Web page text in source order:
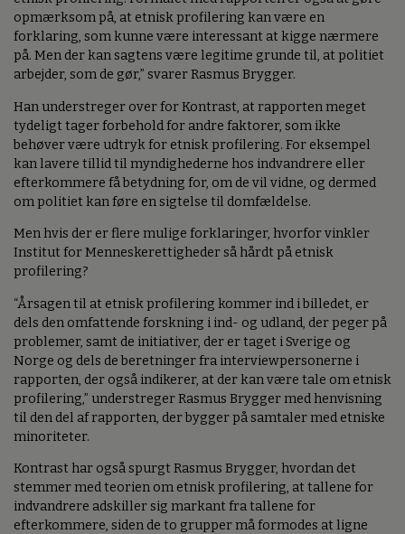
opmærksom på, at etnisk profilering kan være en
forklaring, som kunne være interessant at kigge nærmere
på. Men der kan sagtens være legitime grunde til, at politiet
arbejder, som de gør,” svarer Rasmus Brygger.
Han understreger over for Kontrast, at rapporten meget
tydeligt tager forbehold for andre faktorer, som ikke
behøver være udtryk for etnisk profilering. For eksempel
kan lavere tillid til myndighederne hos indvandrere eller
efterkommere få betydning for, om de vil vidne, og dermed
om politiet kan føre en sigtelse til domfældelse.
Men hvis der er flere mulige forklaringer, hvorfor vinkler
Institut for Menneskerettigheder så hårdt på etnisk
profilering?
“Årsagen til at etnisk profilering kommer ind i billedet, er
dels den omfattende forskning i ind- og udland, der peger på
problemer, samt de initiativer, der er taget i Sverige og
Norge og dels de beretninger fra interviewpersonerne i
rapporten, der også indikerer, at der kan være tale om etnisk
profilering,” understreger Rasmus Brygger med henvisning
til den del af rapporten, der bygger på samtaler med etniske
minoriteter.
Kontrast har også spurgt Rasmus Brygger, hvordan det
stemmer med teorien om etnisk profilering, at tallene for
indvandrere adskiller sig markant fra tallene for
efterkommere, siden de to grupper må formodes at ligne